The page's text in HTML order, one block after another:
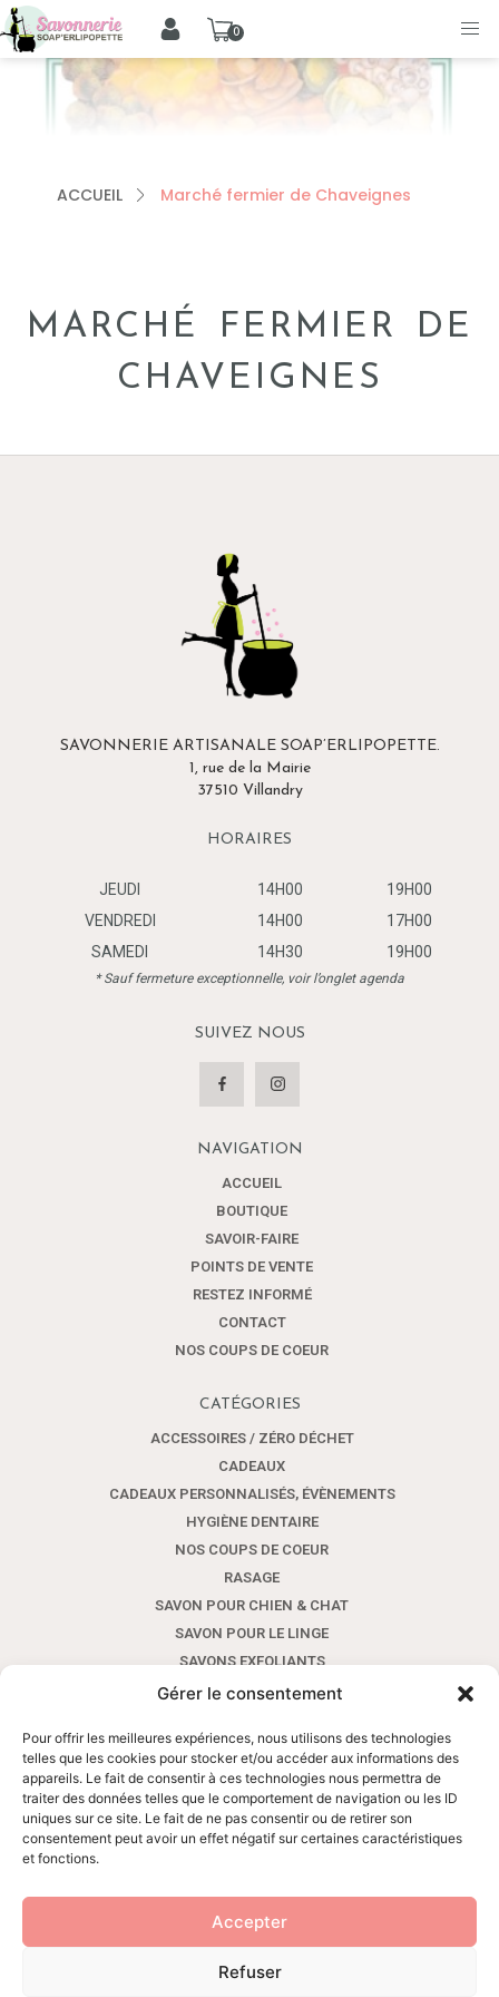
Gérer le consentement
Pour offrir les meilleures expériences, nous utilisons des technologies
telles que les cookies pour stocker et/ou accéder aux informations des
appareils. Le fait de consentir à ces technologies nous permettra de
traiter des données telles que le comportement de navigation ou les ID
uniques sur ce site. Le fait de ne pas consentir ou de retirer son
consentement peut avoir un effet négatif sur certaines caractéristiques
et fonctions.
Accepter
Refuser
0
ACCUEIL Marché fermier de Chaveignes
MARCHÉ FERMIER DE
CHAVEIGNES
SAVONNERIE ARTISANALE SOAP’ERLIPOPETTE.
1, rue de la Mairie
37510 Villandry
HORAIRES
JEUDI 14H00
19H00
VENDREDI
14H00
17H00
SAMEDI
14H30 19H00
* Sauf fermeture exceptionnelle, voir l’onglet agenda
SUIVEZ NOUS
NAVIGATION
ACCUEIL
BOUTIQUE
SAVOIR-FAIRE
POINTS DE VENTE
RESTEZ INFORMÉ
CONTACT
NOS COUPS DE COEUR
CATÉGORIES
ACCESSOIRES / ZÉRO DÉCHET
CADEAUX
CADEAUX PERSONNALISÉS, ÉVÈNEMENTS
HYGIÈNE DENTAIRE
NOS COUPS DE COEUR
RASAGE
SAVON POUR CHIEN & CHAT
SAVON POUR LE LINGE
SAVONS EXFOLIANTS
SAVONS POUR LES MAINS AUX HUILES ESSENTIELLES
SAVONS SHAMPOINGS AVEC HUILES ESSENTIELLES
SAVONS SHAMPOINGS SANS HUILE ESSENTIELLE
SAVONS VISAGE ET CORPS AUX HUILES ESSENTIELLES
SAVONS VISAGE ET CORPS SANS HUILE ESSENTIELLE